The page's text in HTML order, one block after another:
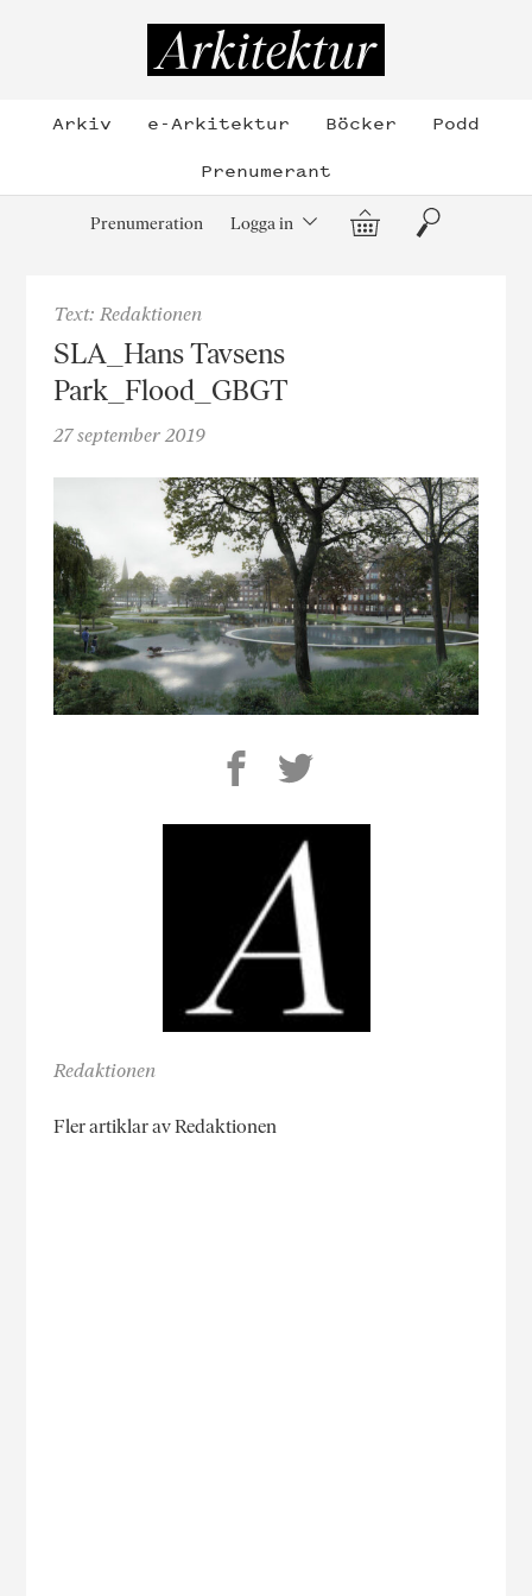
Arkiv e-Arkitektur Böcker
Podd
Prenumerant
Prenumeration Logga in Varukorg
Sök
Text: Redaktionen
SLA_Hans Tavsens
Park_Flood_GBGT
27 september 2019
Redaktionen
Fler artiklar av Redaktionen